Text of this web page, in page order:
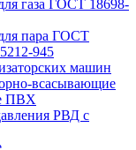
газа ГОСТ 18698-
пара ГОСТ
945
машин
всасывающие
ПВХ
РВД с